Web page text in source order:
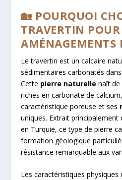
🏡 POURQUOI
TRAVERTIN
AMÉNAGEMENTS
Le travertin est un calcaire
sédimentaires carbonatés
Cette pierre naturelle naît de
riches en carbonate de
caractéristique poreuse et ses
uniques. Extrait principalement
en Turquie, ce type de pierre
formation géologique
résistance remarquable aux
Les caractéristiques